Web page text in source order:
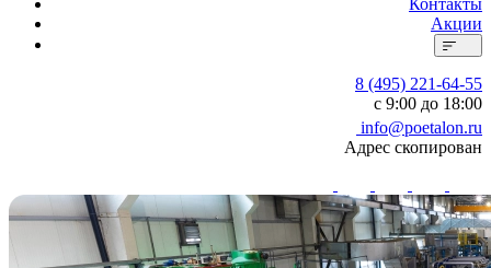
Контакты
Акции
8 (495) 221-64-55
с 9:00 до 18:00
info@poetalon.ru
Адрес скопирован